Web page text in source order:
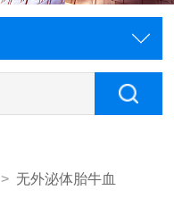
> 无外泌体胎牛血